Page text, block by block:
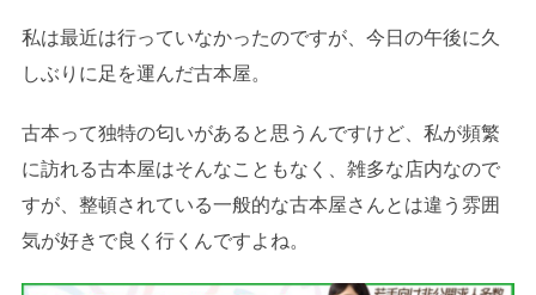
私は最近は行っていなかったのですが、今日の午後に久
しぶりに足を運んだ古本屋。
古本って独特の匂いがあると思うんですけど、私が頻繁
に訪れる古本屋はそんなこともなく、雑多な店内なので
すが、整頓されている一般的な古本屋さんとは違う雰囲
気が好きで良く行くんですよね。